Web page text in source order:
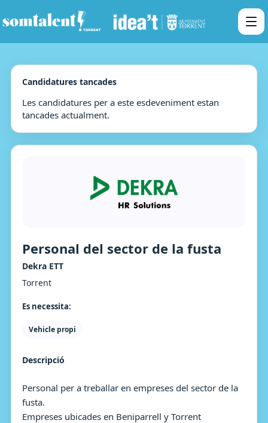
Candidatures tancades
Les candidatures per a este esdeveniment estan
tancades actualment.
Personal del sector de la fusta
Dekra ETT
Torrent
Es necessita:
Vehicle propi
Descripció
Personal per a treballar en empreses del sector de la
fusta.
Empreses ubicades en Beniparrell y Torrent